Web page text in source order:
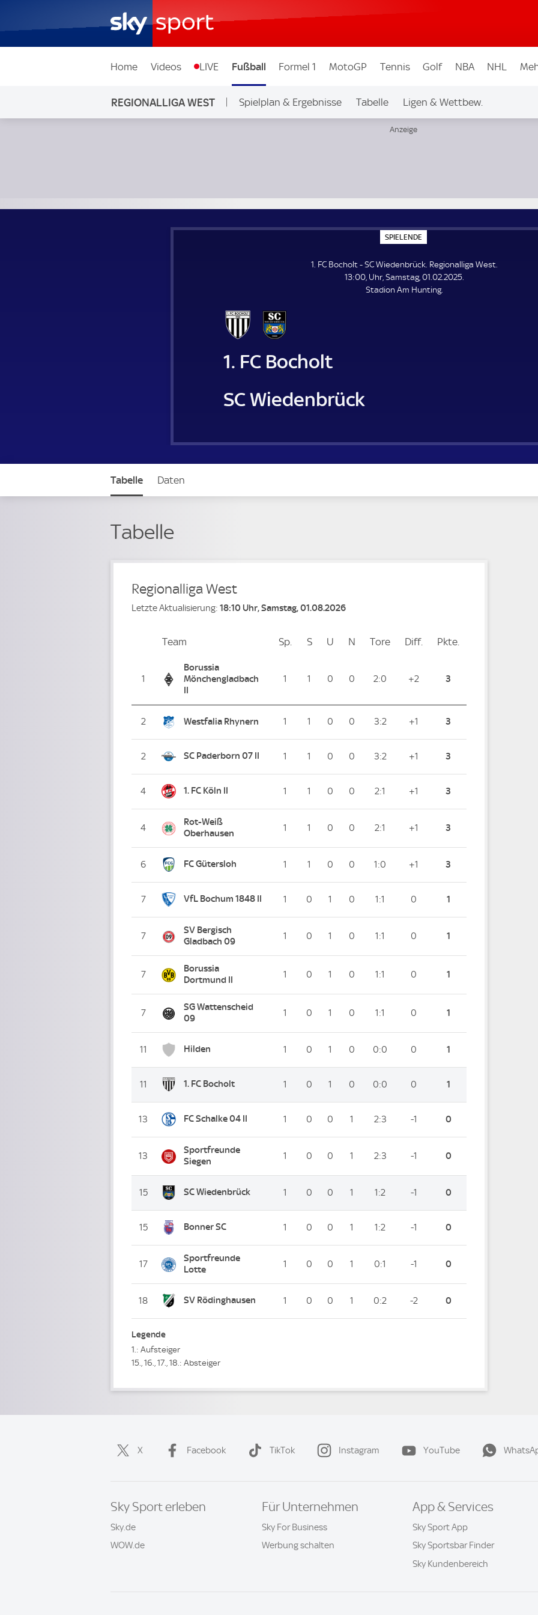
Home Videos LIVE Fußball Formel 1 MotoGP Tennis Golf NBA NHL
REGIONALLIGA WEST Spielplan & Ergebnisse Tabelle Ligen & Wettbew.
SPIELENDE
P
E
L
E
N
1. FC Bocholt - SC Wiedenbrück. Regionalliga West.
13:00, Uhr, Samstag, 01.02.2025.
Stadion Am Hunting.
1. FC Bocholt
SC Wiedenbrück
Tabelle Daten
Tabelle
Regionalliga West
Letzte Aktualisierung: 18:10 Uhr, Samstag, 01.08.2026
PlatzTeam Sp. Spiele
SSiege
U Unentschieden
N Niederlagen
Tore ToreDiff. Differenz
Pkte.
1
Borussia
Mönchengladbach
II
1 1 0 0 2:0 +2 3
2 Westfalia Rhynern 1 1 0 0 3:2 +1 3
2 SC Paderborn 07 II 1 1 0 0 3:2 +1 3
4 1. FC Köln II 1 1 0 0 2:1 +1 3
4
Rot-Weiß
Oberhausen
1 1 0 0 2:1 +1 3
6 FC Gütersloh 1 1 0 0 1:0 +1 3
7 VfL Bochum 1848 II 1 0 1 0 1:1 0 1
7
SV Bergisch
Gladbach 09
1 0 1 0 1:1 0 1
7
Borussia
Dortmund II
1 0 1 0 1:1 0 1
7
SG Wattenscheid
09
1 0 1 0 1:1 0 1
11 Hilden 1 0 1 0 0:0 0 1
11 1. FC Bocholt 1 0 1 0 0:0 0 1
13 FC Schalke 04 II 1 0 0 1 2:3 -1 0
13
Sportfreunde
Siegen
1 0 0 1 2:3 -1 0
15 SC Wiedenbrück 1 0 0 1 1:2 -1 0
15 Bonner SC 1 0 0 1 1:2 -1 0
17
Sportfreunde
Lotte
1 0 0 1 0:1 -1 0
18 SV Rödinghausen 1 0 0 1 0:2 -2 0
Legende
1.: Aufsteiger
15., 16., 17., 18.: Absteiger
X Facebook TikTok Instagram YouTube
Sky Sport erleben
Sky.de
WOW.de
Für Unternehmen
Sky For Business
Werbung schalten
App & Services
Sky Sport App
Sky Sportsbar Finder
Sky Kundenbereich